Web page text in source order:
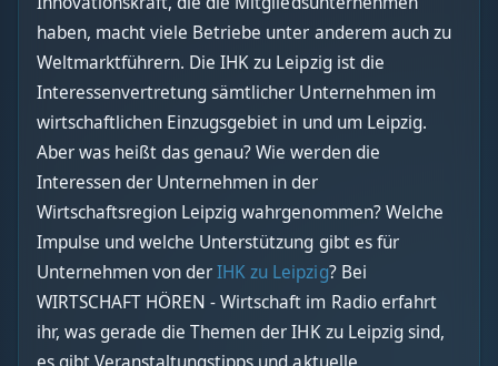
haben, macht viele Betriebe unter anderem auch zu
Weltmarktführern. Die IHK zu Leipzig ist die
Interessenvertretung sämtlicher Unternehmen im
wirtschaftlichen Einzugsgebiet in und um Leipzig.
Aber was heißt das genau? Wie werden die
Interessen der Unternehmen in der
Wirtschaftsregion Leipzig wahrgenommen? Welche
Impulse und welche Unterstützung gibt es für
Unternehmen von derIHK zu Leipzig? Bei
WIRTSCHAFT HÖREN - Wirtschaft im Radio erfahrt
ihr, was gerade die Themen der IHK zu Leipzig sind,